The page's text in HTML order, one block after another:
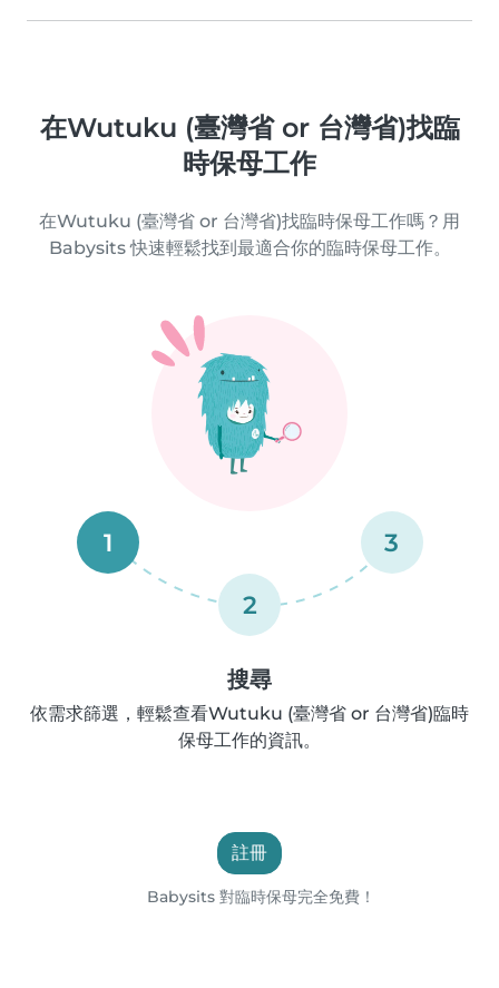
在Wutuku (臺灣省 or 台灣省)找臨
時保母工作
在Wutuku (臺灣省 or 台灣省)找臨時保母工作嗎？用
Babysits 快速輕鬆找到最適合你的臨時保母工作。
1
2
3
搜尋
依需求篩選，輕鬆查看Wutuku (臺灣省 or 台灣省)臨時
保母工作的資訊。
註冊
Babysits 對臨時保母完全免費！